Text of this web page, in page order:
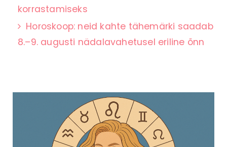
korrastamiseks
Horoskoop: neid kahte tähemärki saadab
8.–9. augusti nädalavahetusel eriline õnn